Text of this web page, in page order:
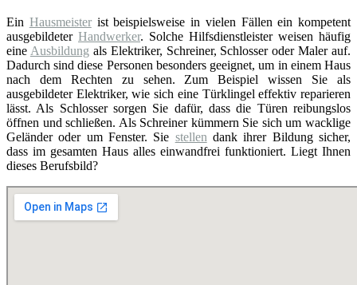
Ein Hausmeisterist beispielsweise in vielen Fällen ein kompetent
ausgebildeter Handwerker. Solche Hilfsdienstleister weisen häufig
eine Ausbildungals Elektriker, Schreiner, Schlosser oder Maler auf.
Dadurch sind diese Personen besonders geeignet, um in einem Haus
nach dem Rechten zu sehen. Zum Beispiel wissen Sie als
ausgebildeter Elektriker, wie sich eine Türklingel effektiv reparieren
lässt. Als Schlosser sorgen Sie dafür, dass die Türen reibungslos
öffnen und schließen. Als Schreiner kümmern Sie sich um wacklige
Geländer oder um Fenster. Sie stellendank ihrer Bildung sicher,
dass im gesamten Haus alles einwandfrei funktioniert. Liegt Ihnen
dieses Berufsbild?